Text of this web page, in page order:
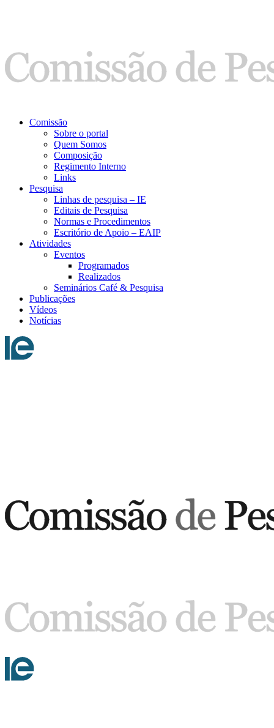
Comissão
Sobre o portal
Quem Somos
Composição
Regimento Interno
Links
Pesquisa
Linhas de pesquisa – IE
Editais de Pesquisa
Normas e Procedimentos
Escritório de Apoio – EAIP
Atividades
Eventos
Programados
Realizados
Seminários Café & Pesquisa
Publicações
Vídeos
Notícias